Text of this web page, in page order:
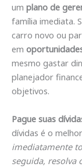
um plano de
família imediata.
carro novo ou
em
mesmo gastar
planejador
objetivos.
Pague suas
dívidas é o
imediatamente
seguida, resolva